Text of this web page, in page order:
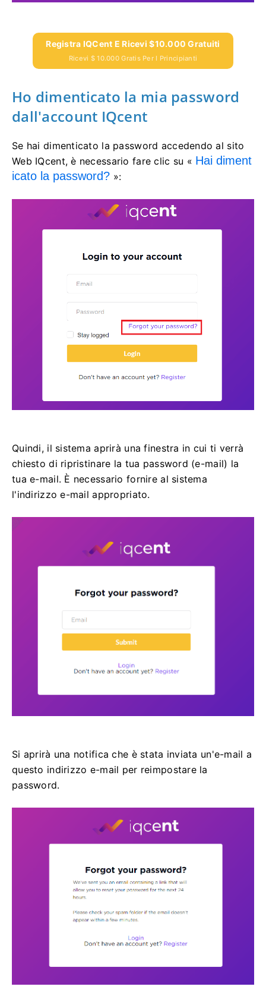
Registra IQCent E Ricevi $10.000 Gratuiti
Ricevi $ 10.000 Gratis Per I Principianti
Ho dimenticato la mia password
dall'account IQcent
Se hai dimenticato la password accedendo al sito
Web IQcent, è necessario fare clic su « Hai diment
icato la password? »:
Quindi, il sistema aprirà una finestra in cui ti verrà
chiesto di ripristinare la tua password (e-mail) la
tua e-mail. È necessario fornire al sistema
l'indirizzo e-mail appropriato.
Si aprirà una notifica che è stata inviata un'e-mail a
questo indirizzo e-mail per reimpostare la
password.